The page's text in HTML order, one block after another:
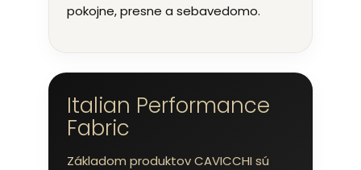
pokojne, presne a sebavedomo.
Italian Performance
Fabric
Základom produktov CAVICCHI sú